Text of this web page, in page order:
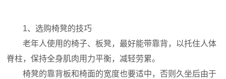
1、选购椅凳的技巧
老年人使用的椅子、板凳，最好能带靠背，以托住人体
脊柱，保持全身肌肉用力平衡，减轻劳累。
椅凳的靠背板和椅面的宽度也要适中，否则久坐后由于